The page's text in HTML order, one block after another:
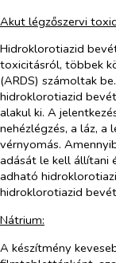
Akut légzőszervi
Hidroklorotiazid
toxicitásról, többek
(ARDS) számoltak
hidroklorotiazid
alakul ki. A
nehézlégzés, a láz, a
vérnyomás.
adását le kell állítani
adható
hidroklorotiazid
Nátrium:
A készítmény